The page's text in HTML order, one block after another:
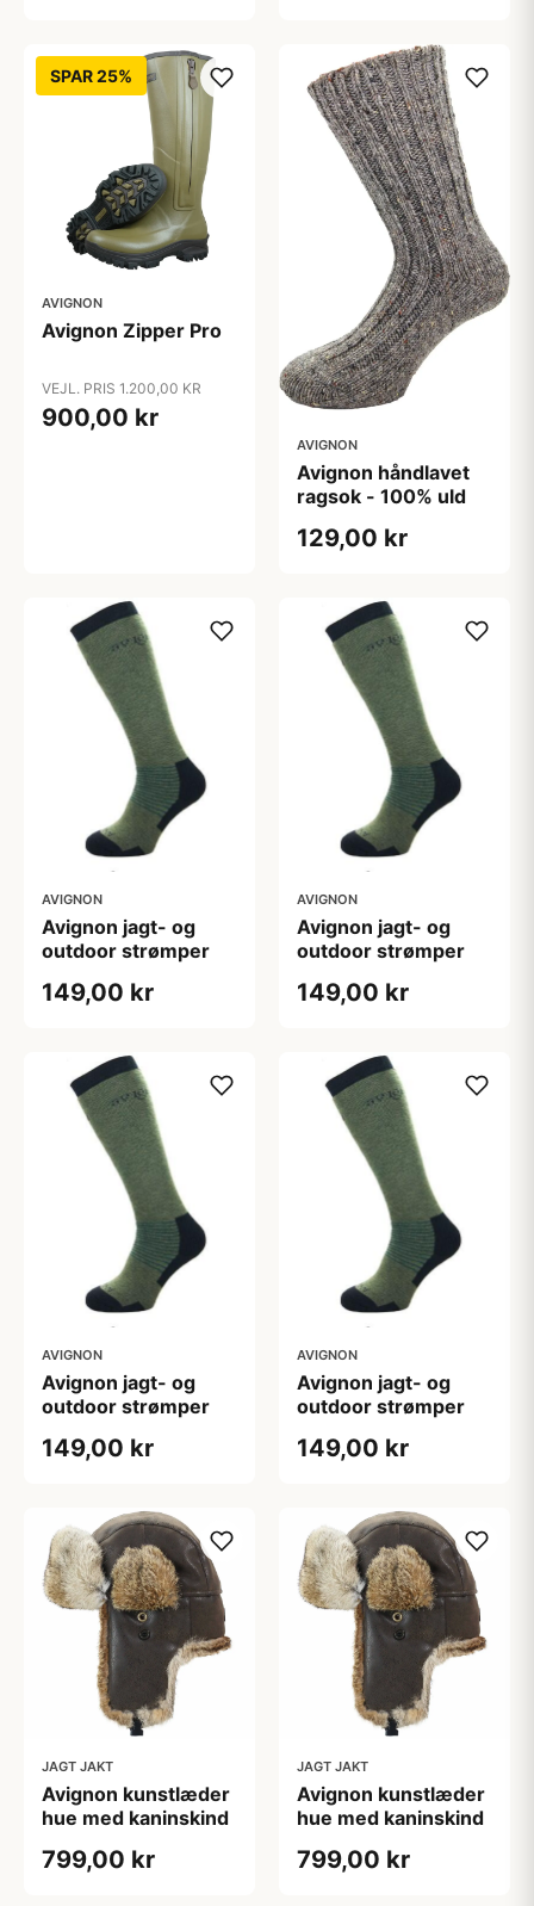
SPAR 25%
AVIGNON
Avignon Zipper Pro
VEJL. PRIS 1.200,00 KR
900,00 kr
AVIGNON
Avignon håndlavet
ragsok - 100% uld
129,00 kr
AVIGNON
Avignon jagt- og
outdoor strømper
149,00 kr
AVIGNON
Avignon jagt- og
outdoor strømper
149,00 kr
AVIGNON
Avignon jagt- og
outdoor strømper
149,00 kr
AVIGNON
Avignon jagt- og
outdoor strømper
149,00 kr
JAGT JAKT
Avignon kunstlæder
hue med kaninskind
799,00 kr
JAGT JAKT
Avignon kunstlæder
hue med kaninskind
799,00 kr